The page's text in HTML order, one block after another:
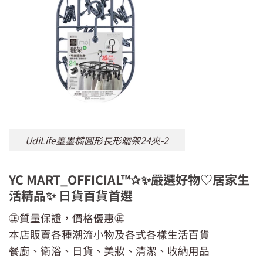
UdiLife墨墨橢圓形長形曬架24夾-2
YC MART_OFFICIAL™✰✨嚴選好物♡居家生
活精品✨ 日貨百貨首選
㊣質量保證，價格優惠㊣
本店販賣各種潮流小物及各式各樣生活百貨
餐廚、衛浴、日貨、美妝、清潔、收納用品